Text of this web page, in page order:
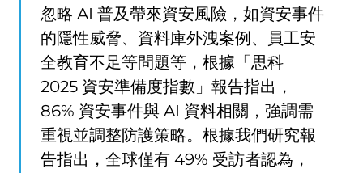
忽略 AI 普及帶來資安風險，如資安事件
的隱性威脅、資料庫外洩案例、員工安
全教育不足等問題等，根據「思科
2025 資安準備度指數」報告指出，
86% 資安事件與 AI 資料相關，強調需
重視並調整防護策略。根據我們研究報
告指出，全球僅有 49% 受訪者認為，